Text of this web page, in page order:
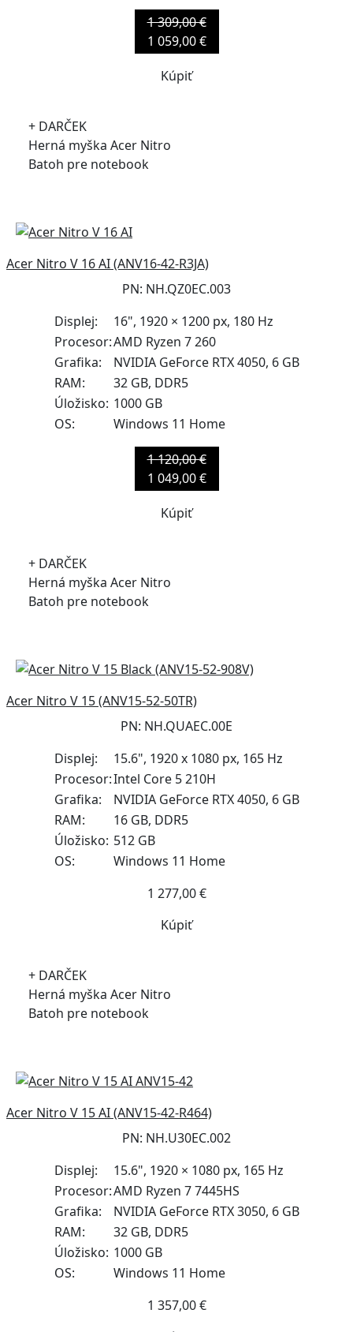
1 309,00 €
1 059,00 €
Kúpiť
+ DARČEK
Herná myška Acer Nitro
Batoh pre notebook
Acer Nitro V 16 AI (ANV16-42-R3JA)
PN: NH.QZ0EC.003
Displej:
16", 1920 × 1200 px, 180 Hz
Procesor:AMD Ryzen 7 260
Grafika:
NVIDIA GeForce RTX 4050, 6 GB
RAM:
32 GB, DDR5
Úložisko: 1000 GB
OS:
Windows 11 Home
1 120,00 €
1 049,00 €
Kúpiť
+ DARČEK
Herná myška Acer Nitro
Batoh pre notebook
Acer Nitro V 15 (ANV15-52-50TR)
PN: NH.QUAEC.00E
Displej:
15.6", 1920 x 1080 px, 165 Hz
Procesor:Intel Core 5 210H
Grafika:
NVIDIA GeForce RTX 4050, 6 GB
RAM:
16 GB, DDR5
Úložisko: 512 GB
OS:
Windows 11 Home
1 277,00 €
Kúpiť
+ DARČEK
Herná myška Acer Nitro
Batoh pre notebook
Acer Nitro V 15 AI (ANV15-42-R464)
PN: NH.U30EC.002
Displej:
15.6", 1920 × 1080 px, 165 Hz
Procesor:AMD Ryzen 7 7445HS
Grafika:
NVIDIA GeForce RTX 3050, 6 GB
RAM:
32 GB, DDR5
Úložisko: 1000 GB
OS:
Windows 11 Home
1 357,00 €